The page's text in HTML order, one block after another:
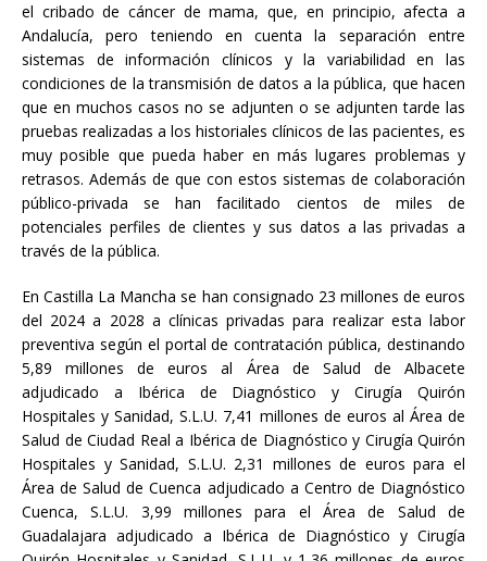
el cribado de cáncer de mama, que, en principio, afecta a
Andalucía, pero teniendo en cuenta la separación entre
sistemas de información clínicos y la variabilidad en las
condiciones de la transmisión de datos a la pública, que hacen
que en muchos casos no se adjunten o se adjunten tarde las
pruebas realizadas a los historiales clínicos de las pacientes, es
muy posible que pueda haber en más lugares problemas y
retrasos. Además de que con estos sistemas de colaboración
público-privada se han facilitado cientos de miles de
potenciales perfiles de clientes y sus datos a las privadas a
través de la pública.
En Castilla La Mancha se han consignado 23 millones de euros
del 2024 a 2028 a clínicas privadas para realizar esta labor
preventiva según el portal de contratación pública, destinando
5,89 millones de euros al Área de Salud de Albacete
adjudicado a Ibérica de Diagnóstico y Cirugía Quirón
Hospitales y Sanidad, S.L.U. 7,41 millones de euros al Área de
Salud de Ciudad Real a Ibérica de Diagnóstico y Cirugía Quirón
Hospitales y Sanidad, S.L.U. 2,31 millones de euros para el
Área de Salud de Cuenca adjudicado a Centro de Diagnóstico
Cuenca, S.L.U. 3,99 millones para el Área de Salud de
Guadalajara adjudicado a Ibérica de Diagnóstico y Cirugía